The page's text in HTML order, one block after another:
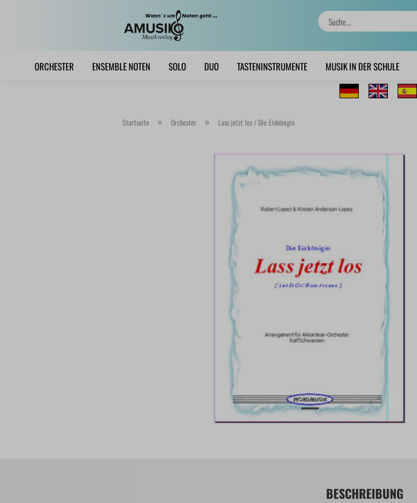
ORCHESTER ENSEMBLE NOTEN SOLO DUO TASTENINSTRUMENTE MUSIK IN DER SCHULE
Startseite » Orchester » Lass jetzt los / Die Eiskönigin
BESCHREIBUNG